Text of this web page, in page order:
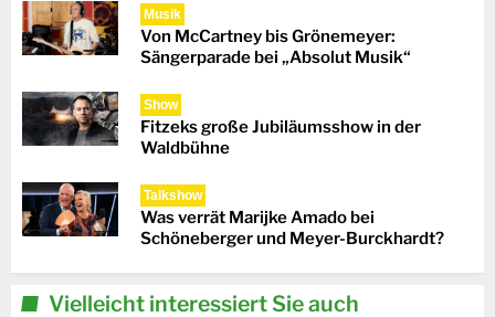
Musik
Von McCartney bis Grönemeyer:
Sängerparade bei „Absolut Musik“
Show
Fitzeks große Jubiläumsshow in der
Waldbühne
Talkshow
Was verrät Marijke Amado bei
Schöneberger und Meyer-Burckhardt?
Vielleicht interessiert Sie auch